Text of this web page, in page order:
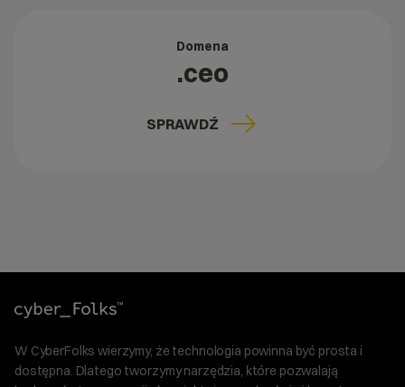
Domena
.ceo
SPRAWDŹ
W CyberFolks wierzymy, że technologia powinna być prosta i
dostępna. Dlatego tworzymy narzędzia, które pozwalają